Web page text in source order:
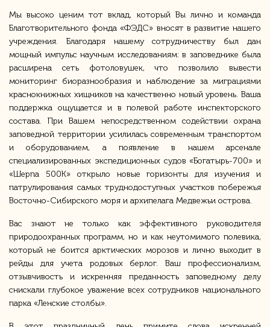
Мы высоко ценим тот вклад, который Вы лично и команда
Благотворительного фонда «ФЭДС» вносят в развитие нашего
учреждения. Благодаря нашему сотрудничеству был дан
мощный импульс научным исследованиям: в заповеднике была
расширена сеть фотоловушек, что позволило вывести
мониторинг биоразнообразия и наблюдение за миграциями
краснокнижных хищников на качественно новый уровень. Ваша
поддержка ощущается и в полевой работе инспекторского
состава. При Вашем непосредственном содействии охрана
заповедной территории усилилась современным транспортом
и оборудованием, а появление в нашем арсенале
специализированных экспедиционных судов «Богатырь-700» и
«Шерпа 500К» открыло новые горизонты для изучения и
патрулирования самых труднодоступных участков побережья
Восточно-Сибирского моря и архипелага Медвежьи острова.
Вас знают не только как эффективного руководителя
природоохранных программ, но и как неутомимого полевика,
который не боится арктических морозов и лично выходит в
рейды для учета родовых берлог. Ваш профессионализм,
отзывчивость и искренняя преданность заповедному делу
снискали глубокое уважение всех сотрудников национального
парка «Ленские столбы».